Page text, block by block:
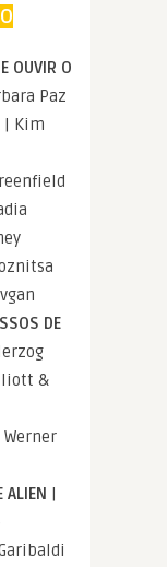
OUVIR O
Paz
| Kim
DE
&
Werner
ALIEN |